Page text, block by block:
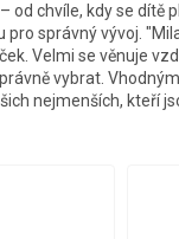
od chvíle, kdy se dítě
pro správný vývoj.
Velmi se věnuje
vybrat.
nejmenších, kteří